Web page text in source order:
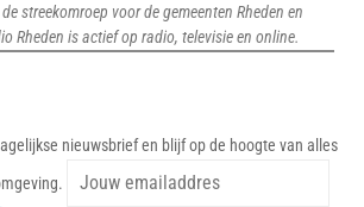
streekomroep voor de gemeenten Rheden en
Rheden is actief op radio, televisie en online.
nieuwsbrief en blijf op de hoogte van alles